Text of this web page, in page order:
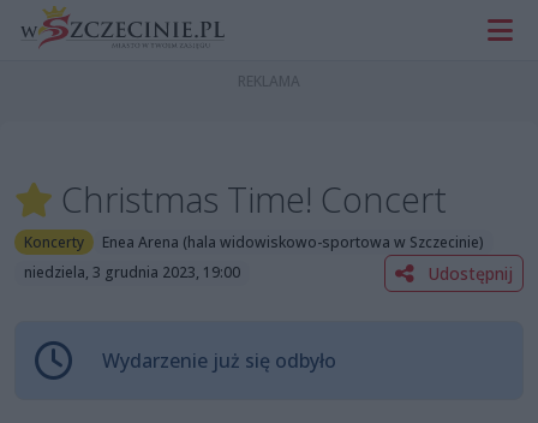
Christmas Time! Concert
Koncerty
Enea Arena (hala widowiskowo-sportowa w Szczecinie)
niedziela, 3 grudnia 2023, 19:00
Udostępnij
Wydarzenie już się odbyło